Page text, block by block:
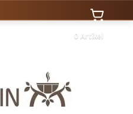
0 Artikel